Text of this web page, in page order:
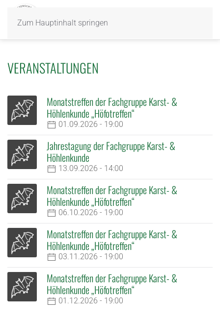
Zum Hauptinhalt springen
VERANSTALTUNGEN
Monatstreffen der Fachgruppe Karst- &
Höhlenkunde „Höfotreffen“
01.09.2026 - 19:00
Jahrestagung der Fachgruppe Karst- &
Höhlenkunde
13.09.2026 - 14:00
Monatstreffen der Fachgruppe Karst- &
Höhlenkunde „Höfotreffen“
06.10.2026 - 19:00
Monatstreffen der Fachgruppe Karst- &
Höhlenkunde „Höfotreffen“
03.11.2026 - 19:00
Monatstreffen der Fachgruppe Karst- &
Höhlenkunde „Höfotreffen“
01.12.2026 - 19:00